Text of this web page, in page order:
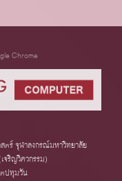
Chrome
ตร์ จุฬาลงกรณ์มหาวิทยาลัย
จริญวิศวกรรม)
ปทุมวัน